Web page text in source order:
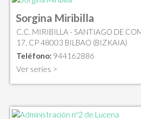
Sorgina Miribilla
C.C. MIRIBILLA - SANTIAGO DE
17, CP 48003 BILBAO (BIZKAIA)
Teléfono: 944162886
Ver series >